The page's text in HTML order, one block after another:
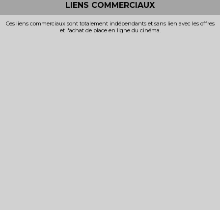
LIENS COMMERCIAUX
Ces liens commerciaux sont totalement indépendants et sans lien avec les offres
et l'achat de place en ligne du cinéma.